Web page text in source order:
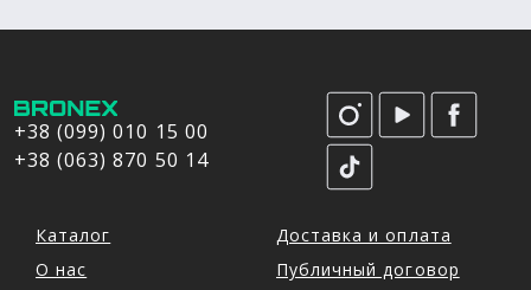
+38 (099) 010 15 00
+38 (063) 870 50 14
Каталог
О нас
Доставка и оплата
Публичный договор